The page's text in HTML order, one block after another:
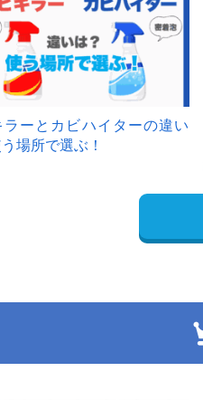
ラーとカビハイターの違い
場所で選ぶ！